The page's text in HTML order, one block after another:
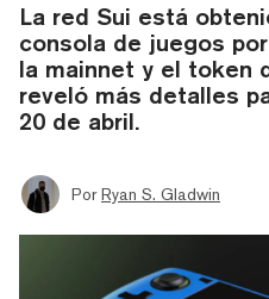
La red Sui está
consola de juegos
la mainnet y el token
reveló más detalles
20 de abril.
Por Ryan S. Gladwin